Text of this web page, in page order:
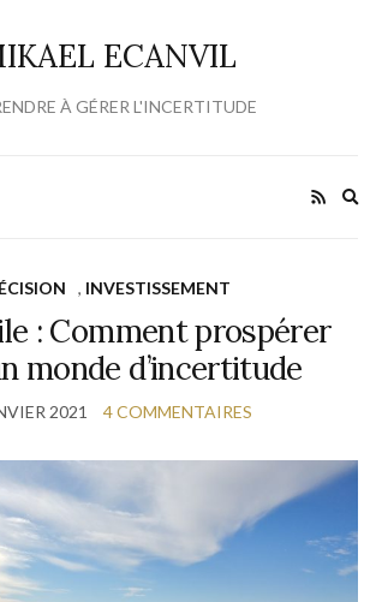
ECANVIL
À GÉRER L'INCERTITUDE
, INVESTISSEMENT
: Comment prospérer
monde d’incertitude
2021 4 COMMENTAIRES